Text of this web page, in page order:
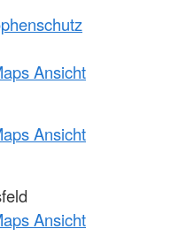
Ansicht
Ansicht
Ansicht